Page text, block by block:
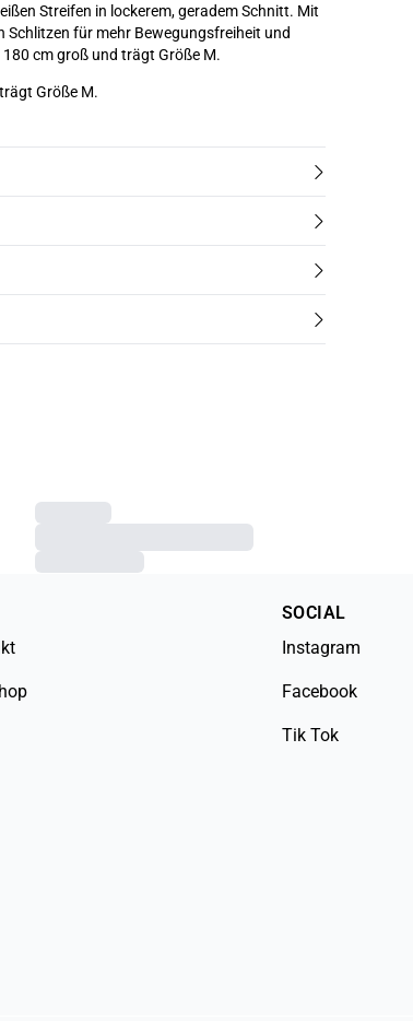
Streifen in lockerem, geradem Schnitt. Mit
Schlitzen für mehr Bewegungsfreiheit und
Akzent. Model ist 180 cm groß und trägt Größe M.
Größe M.
SOCIAL
Instagram
Facebook
Tik Tok